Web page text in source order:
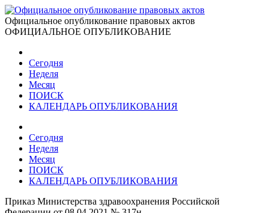
Официальное опубликование правовых актов
ОФИЦИАЛЬНОЕ ОПУБЛИКОВАНИЕ
Сегодня
Неделя
Месяц
ПОИСК
КАЛЕНДАРЬ ОПУБЛИКОВАНИЯ
Сегодня
Неделя
Месяц
ПОИСК
КАЛЕНДАРЬ ОПУБЛИКОВАНИЯ
Приказ Министерства здравоохранения Российской